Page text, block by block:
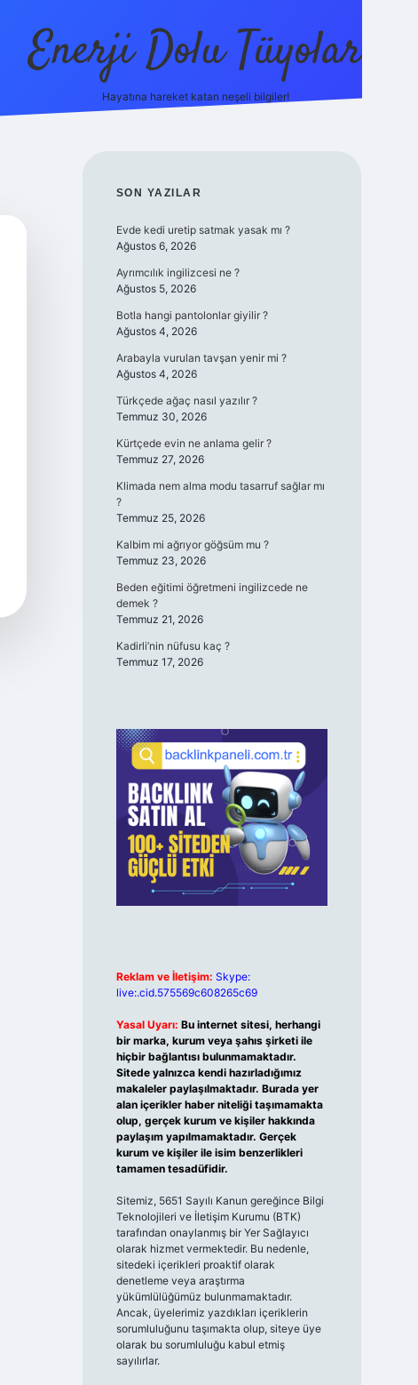
Enerji Dolu Tüyolar
Hayatına hareket katan neşeli bilgiler!
SIDEBAR
SON YAZILAR
Evde kedi uretip satmak yasak mı ?
Ağustos 6, 2026
Ayrımcılık ingilizcesi ne ?
Ağustos 5, 2026
Botla hangi pantolonlar giyilir ?
Ağustos 4, 2026
Arabayla vurulan tavşan yenir mi ?
Ağustos 4, 2026
Türkçede ağaç nasıl yazılır ?
Temmuz 30, 2026
Kürtçede evin ne anlama gelir ?
Temmuz 27, 2026
Klimada nem alma modu tasarruf sağlar mı
?
Temmuz 25, 2026
Kalbim mi ağrıyor göğsüm mu ?
Temmuz 23, 2026
Beden eğitimi öğretmeni ingilizcede ne
demek ?
Temmuz 21, 2026
Kadirli’nin nüfusu kaç ?
Temmuz 17, 2026
Reklam ve İletişim: Skype:
live:.cid.575569c608265c69
Yasal Uyarı: Bu internet sitesi, herhangi
bir marka, kurum veya şahıs şirketi ile
hiçbir bağlantısı bulunmamaktadır.
Sitede yalnızca kendi hazırladığımız
makaleler paylaşılmaktadır. Burada yer
alan içerikler haber niteliği taşımamakta
olup, gerçek kurum ve kişiler hakkında
paylaşım yapılmamaktadır. Gerçek
kurum ve kişiler ile isim benzerlikleri
tamamen tesadüfidir.
Sitemiz, 5651 Sayılı Kanun gereğince Bilgi
Teknolojileri ve İletişim Kurumu (BTK)
tarafından onaylanmış bir Yer Sağlayıcı
olarak hizmet vermektedir. Bu nedenle,
sitedeki içerikleri proaktif olarak
denetleme veya araştırma
yükümlülüğümüz bulunmamaktadır.
Ancak, üyelerimiz yazdıkları içeriklerin
sorumluluğunu taşımakta olup, siteye üye
olarak bu sorumluluğu kabul etmiş
sayılırlar.